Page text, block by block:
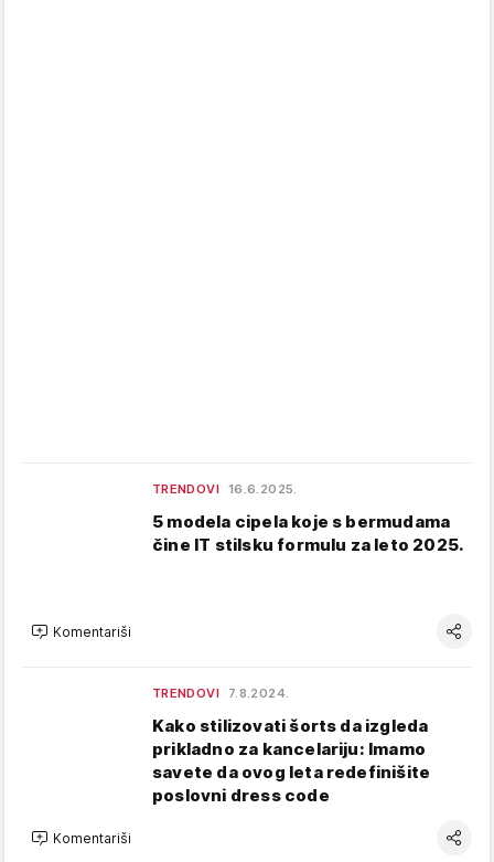
TRENDOVI 16.6.2025.
5 modela cipela koje s bermudama
čine IT stilsku formulu za leto 2025.
Komentariši
TRENDOVI 7.8.2024.
Kako stilizovati šorts da izgleda
prikladno za kancelariju: Imamo
savete da ovog leta redefinišite
poslovni dress code
Komentariši